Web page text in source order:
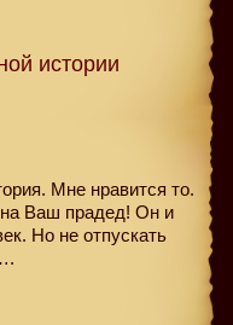
истории
Мне нравится то.
Ваш прадед! Он и
Но не отпускать